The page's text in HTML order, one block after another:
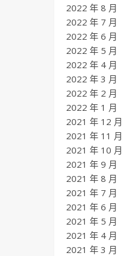
2022 年 8 月
2022 年 7 月
2022 年 6 月
2022 年 5 月
2022 年 4 月
2022 年 3 月
2022 年 2 月
2022 年 1 月
2021 年 12 月
2021 年 11 月
2021 年 10 月
2021 年 9 月
2021 年 8 月
2021 年 7 月
2021 年 6 月
2021 年 5 月
2021 年 4 月
2021 年 3 月